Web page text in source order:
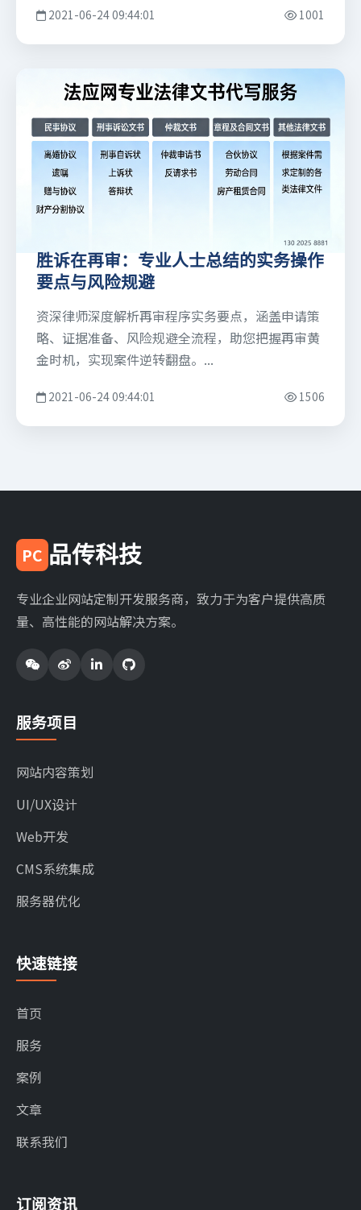
2021-06-24 09:44:01 1001
胜诉在再审：专业人士总结的实务操作
要点与风险规避
资深律师深度解析再审程序实务要点，涵盖申请策
略、证据准备、风险规避全流程，助您把握再审黄
金时机，实现案件逆转翻盘。...
2021-06-24 09:44:01 1506
PC 品传科技
专业企业网站定制开发服务商，致力于为客户提供高质
量、高性能的网站解决方案。
服务项目
网站内容策划
UI/UX设计
Web开发
CMS系统集成
服务器优化
快速链接
首页
服务
案例
文章
联系我们
订阅资讯